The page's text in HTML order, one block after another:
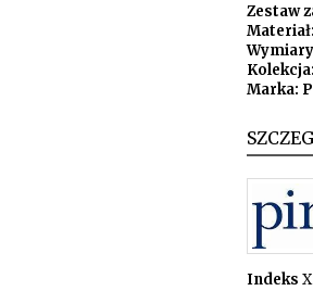
Zestaw
Marka:
Indeks